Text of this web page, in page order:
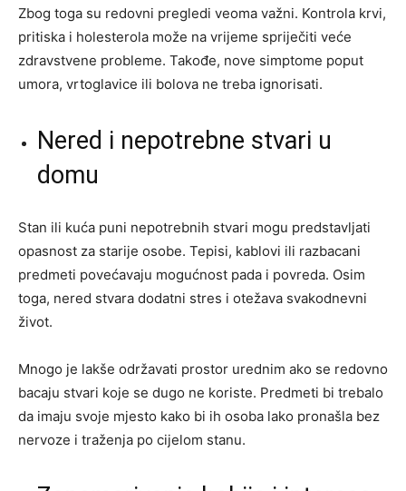
Zbog toga su redovni pregledi veoma važni. Kontrola krvi,
pritiska i holesterola može na vrijeme spriječiti veće
zdravstvene probleme. Takođe, nove simptome poput
umora, vrtoglavice ili bolova ne treba ignorisati.
Nered i nepotrebne stvari u
domu
Stan ili kuća puni nepotrebnih stvari mogu predstavljati
opasnost za starije osobe. Tepisi, kablovi ili razbacani
predmeti povećavaju mogućnost pada i povreda. Osim
toga, nered stvara dodatni stres i otežava svakodnevni
život.
Mnogo je lakše održavati prostor urednim ako se redovno
bacaju stvari koje se dugo ne koriste. Predmeti bi trebalo
da imaju svoje mjesto kako bi ih osoba lako pronašla bez
nervoze i traženja po cijelom stanu.